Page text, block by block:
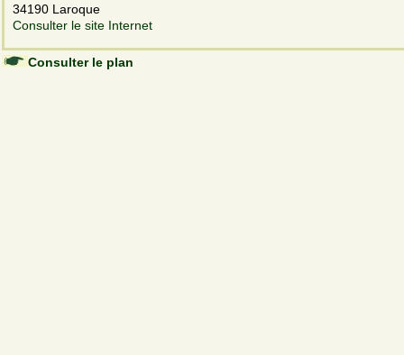
34190 Laroque
Consulter le site Internet
Consulter le plan